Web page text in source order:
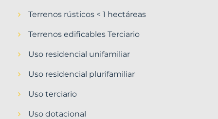
Terrenos rústicos < 1 hectáreas
Terrenos edificables Terciario
Uso residencial unifamiliar
Uso residencial plurifamiliar
Uso terciario
Uso dotacional